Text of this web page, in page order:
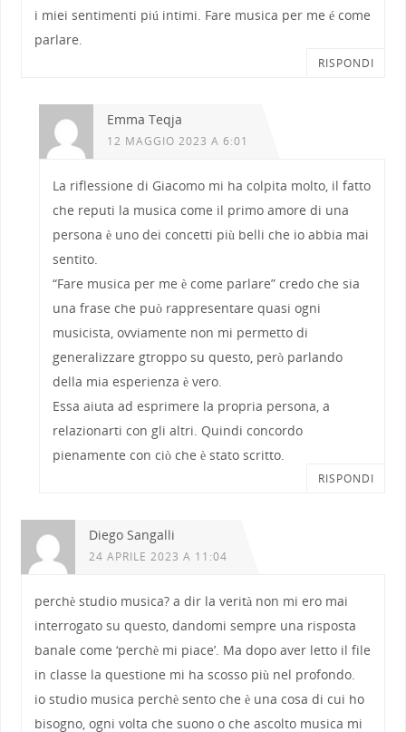
i miei sentimenti piú intimi. Fare musica per me é come
parlare.
RISPONDI
Emma Teqja
12 MAGGIO 2023 A 6:01
La riflessione di Giacomo mi ha colpita molto, il fatto
che reputi la musica come il primo amore di una
persona è uno dei concetti più belli che io abbia mai
sentito.
“Fare musica per me è come parlare” credo che sia
una frase che può rappresentare quasi ogni
musicista, ovviamente non mi permetto di
generalizzare gtroppo su questo, però parlando
della mia esperienza è vero.
Essa aiuta ad esprimere la propria persona, a
relazionarti con gli altri. Quindi concordo
pienamente con ciò che è stato scritto.
RISPONDI
Diego Sangalli
24 APRILE 2023 A 11:04
perchè studio musica? a dir la verità non mi ero mai
interrogato su questo, dandomi sempre una risposta
banale come ‘perchè mi piace’. Ma dopo aver letto il file
in classe la questione mi ha scosso più nel profondo.
io studio musica perchè sento che è una cosa di cui ho
bisogno, ogni volta che suono o che ascolto musica mi